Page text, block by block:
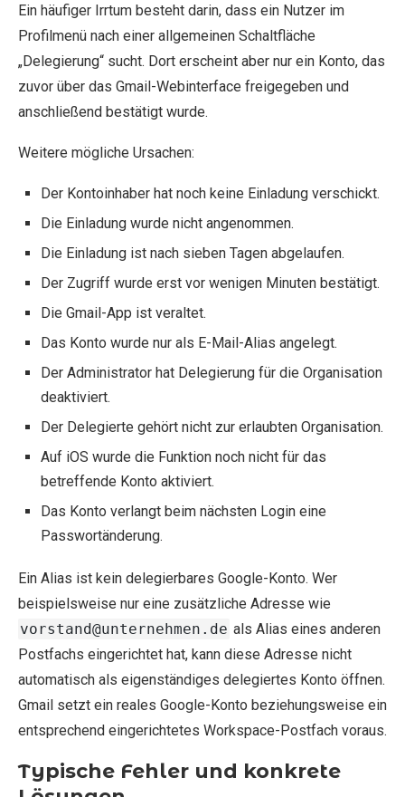
Ein häufiger Irrtum besteht darin, dass ein Nutzer im
Profilmenü nach einer allgemeinen Schaltfläche
„Delegierung“ sucht. Dort erscheint aber nur ein Konto, das
zuvor über das Gmail-Webinterface freigegeben und
anschließend bestätigt wurde.
Weitere mögliche Ursachen:
Der Kontoinhaber hat noch keine Einladung verschickt.
Die Einladung wurde nicht angenommen.
Die Einladung ist nach sieben Tagen abgelaufen.
Der Zugriff wurde erst vor wenigen Minuten bestätigt.
Die Gmail-App ist veraltet.
Das Konto wurde nur als E-Mail-Alias angelegt.
Der Administrator hat Delegierung für die Organisation
deaktiviert.
Der Delegierte gehört nicht zur erlaubten Organisation.
Auf iOS wurde die Funktion noch nicht für das
betreffende Konto aktiviert.
Das Konto verlangt beim nächsten Login eine
Passwortänderung.
Ein Alias ist kein delegierbares Google-Konto. Wer
beispielsweise nur eine zusätzliche Adresse wie
vorstand@unternehmen.de als Alias eines anderen
Postfachs eingerichtet hat, kann diese Adresse nicht
automatisch als eigenständiges delegiertes Konto öffnen.
Gmail setzt ein reales Google-Konto beziehungsweise ein
entsprechend eingerichtetes Workspace-Postfach voraus.
Typische Fehler und konkrete